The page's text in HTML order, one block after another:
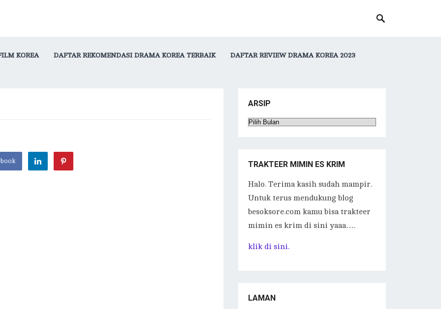
KOREA DAFTAR REKOMENDASI DRAMA KOREA TERBAIK DAFTAR REVIEW DRAMA KOREA 2023
ARSIP
Arsip
TRAKTEER MIMIN ES KRIM
Halo. Terima kasih sudah mampir.
Untuk terus mendukung blog
besoksore.com kamu bisa trakteer
mimin es krim di sini yaaa….
klik di sini.
LAMAN